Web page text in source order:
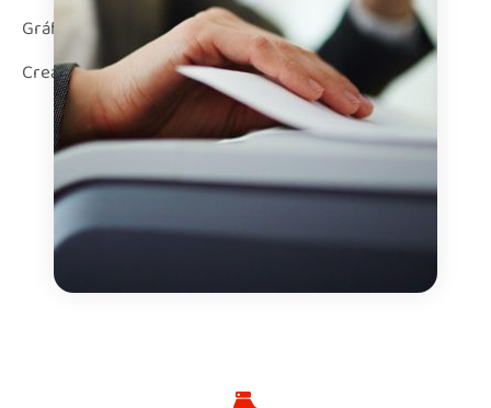
Gráficos Dinámicos con Macros
Creación de Formularios con Macros y VBA